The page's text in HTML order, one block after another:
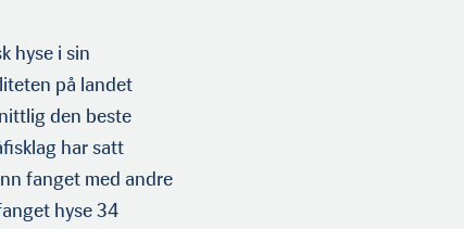
hyse i sin
på landet
den beste
har satt
fanget med andre
hyse 34